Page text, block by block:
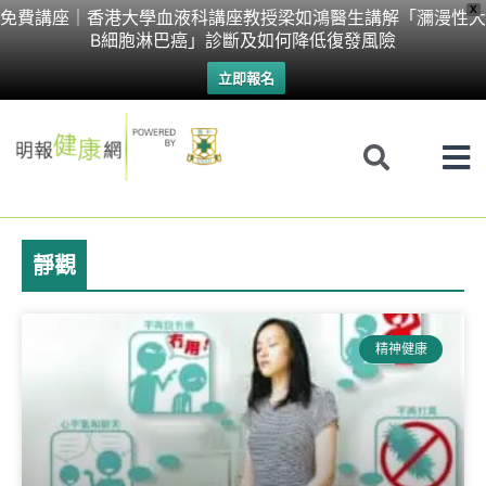
X
免費講座｜香港大學血液科講座教授梁如鴻醫生講解「瀰漫性大
B細胞淋巴癌」診斷及如何降低復發風險
立即報名
Skip
靜觀
精神健康